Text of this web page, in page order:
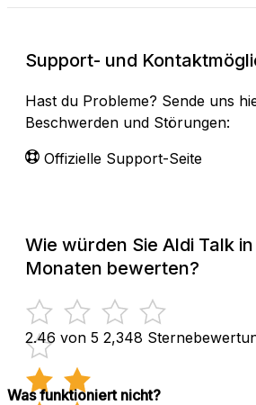
Support- und
Hast du Probleme? Sende uns
Beschwerden und Störungen:
Offizielle Support-Seite
Wie würden Sie Aldi Talk
Monaten bewerten?
2.46 von 5 2,348
Was funktioniert nicht?